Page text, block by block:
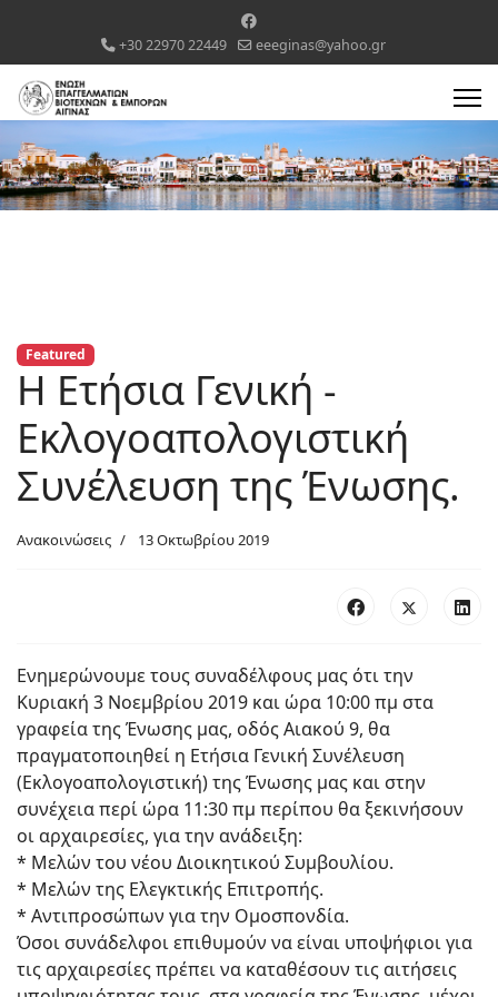
+30 22970 22449 eeeginas@yahoo.gr
Featured
H Ετήσια Γενική -
Εκλογοαπολογιστική
Συνέλευση της Ένωσης.
Ανακοινώσεις 13 Οκτωβρίου 2019
Ενημερώνουμε τους συναδέλφους μας ότι την
Κυριακή 3 Νοεμβρίου 2019 και ώρα 10:00 πμ στα
γραφεία της Ένωσης μας, οδός Αιακού 9, θα
πραγματοποιηθεί η Ετήσια Γενική Συνέλευση
(Εκλογοαπολογιστική) της Ένωσης μας και στην
συνέχεια περί ώρα 11:30 πμ περίπου θα ξεκινήσουν
οι αρχαιρεσίες, για την ανάδειξη:
* Μελών του νέου Διοικητικού Συμβουλίου.
* Μελών της Ελεγκτικής Επιτροπής.
* Αντιπροσώπων για την Ομοσπονδία.
Όσοι συνάδελφοι επιθυμούν να είναι υποψήφιοι για
τις αρχαιρεσίες πρέπει να καταθέσουν τις αιτήσεις